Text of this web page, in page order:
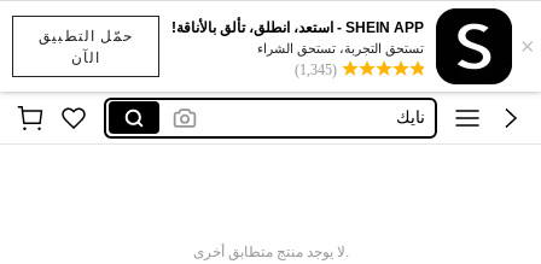
حمّل التطبيق
الآن
×
SHEIN APP - استعد، انطلق، تألق بالأناقة!
تستحق التجربة، تستحق الشراء
(1,345)
x sports
addidass
نايك
.لا يوجد منتج متطابق أخرى